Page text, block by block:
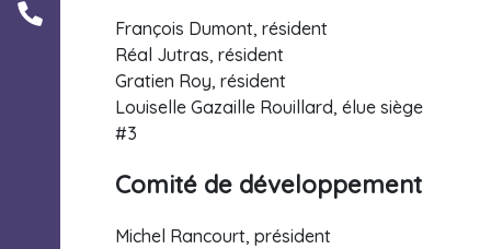
François Dumont, résident
Réal Jutras, résident
Gratien Roy, résident
Louiselle Gazaille Rouillard, élue siège
#3
Comité de développement
Michel Rancourt, président